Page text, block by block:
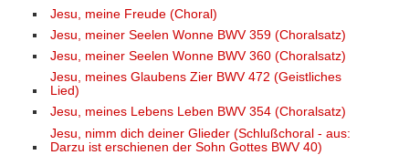
Jesu, meine Freude (Choral)
Jesu, meiner Seelen Wonne BWV 359 (Choralsatz)
Jesu, meiner Seelen Wonne BWV 360 (Choralsatz)
Jesu, meines Glaubens Zier BWV 472 (Geistliches
Lied)
Jesu, meines Lebens Leben BWV 354 (Choralsatz)
Jesu, nimm dich deiner Glieder (Schlußchoral - aus:
Darzu ist erschienen der Sohn Gottes BWV 40)